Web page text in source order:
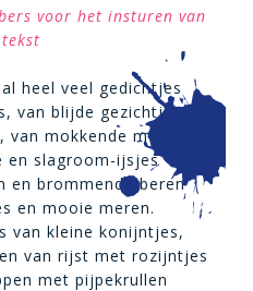
voor het insturen van
heel veel gedichtjes
van blijde gezichtjes,
mokkende meisjes
en slagroom-ijsjes
en brommende beren
en mooie meren.
van kleine konijntjes,
van rijst met rozijntjes
met pijpekrullen